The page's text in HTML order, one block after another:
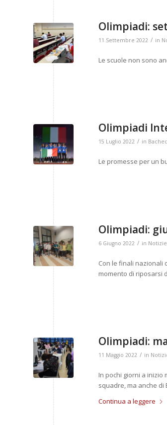
Olimpiadi:
11 Settembre 2022 / in
Le scuole non sono
Olimpiadi
15 Luglio 2022 / in
Le promesse per un
Olimpiadi:
6 Giugno 2022 / in Notizie
Con le finali nazionali
momento di riposarsi
Olimpiadi:
11 Maggio 2022 / in
In pochi giorni a inizio
squadre, ma anche di
Continua a leggere